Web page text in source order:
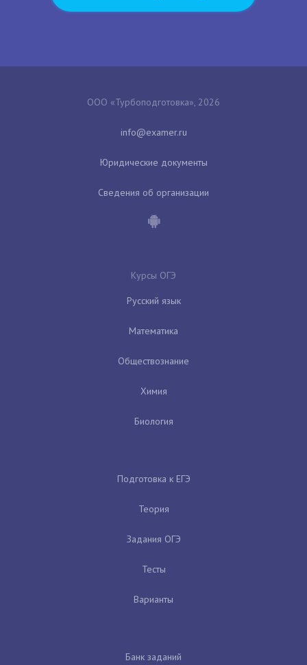
ООО «Турбоподготовка», 2026
Юридические документы
Сведения об организации
Курсы ОГЭ
Русский язык
Математика
Обществознание
Химия
Биология
Подготовка к ЕГЭ
Теория
Задания ОГЭ
Тесты
Варианты
Банк заданий